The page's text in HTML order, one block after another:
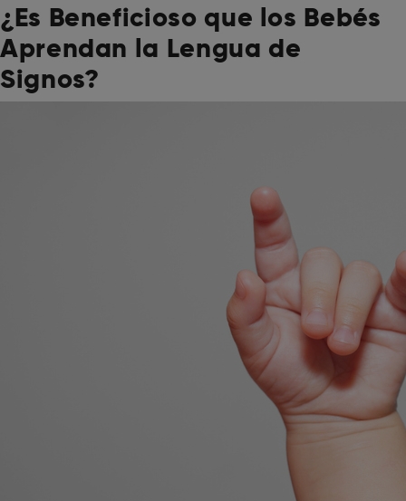
¿Es Beneficioso que los Bebés
Aprendan la Lengua de
Signos?